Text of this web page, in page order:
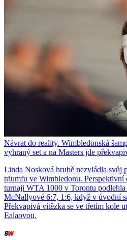
Návrat do reality. Wimbledonská
vyhraný set a na Masters jde
Linda Nosková hrubě nezvládla svůj
triumfu ve Wimbledonu. Perspektivní
turnaji WTA 1000 v Torontu
McNallyové 6:7, 1:6, když v úvodní
Překvapivá vítězka se ve třetím kole
Ealaovou.